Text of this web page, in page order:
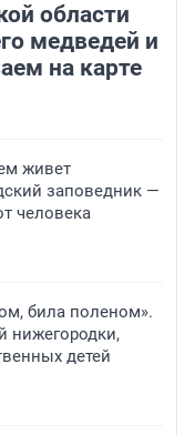
области
медведей и
на карте
живет
заповедник —
человека
била поленом».
нижегородки,
детей